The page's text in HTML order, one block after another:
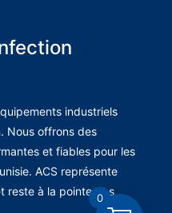
industriels
Nous offrons des
et fiables pour les
ACS représente
reste à la pointe des
0